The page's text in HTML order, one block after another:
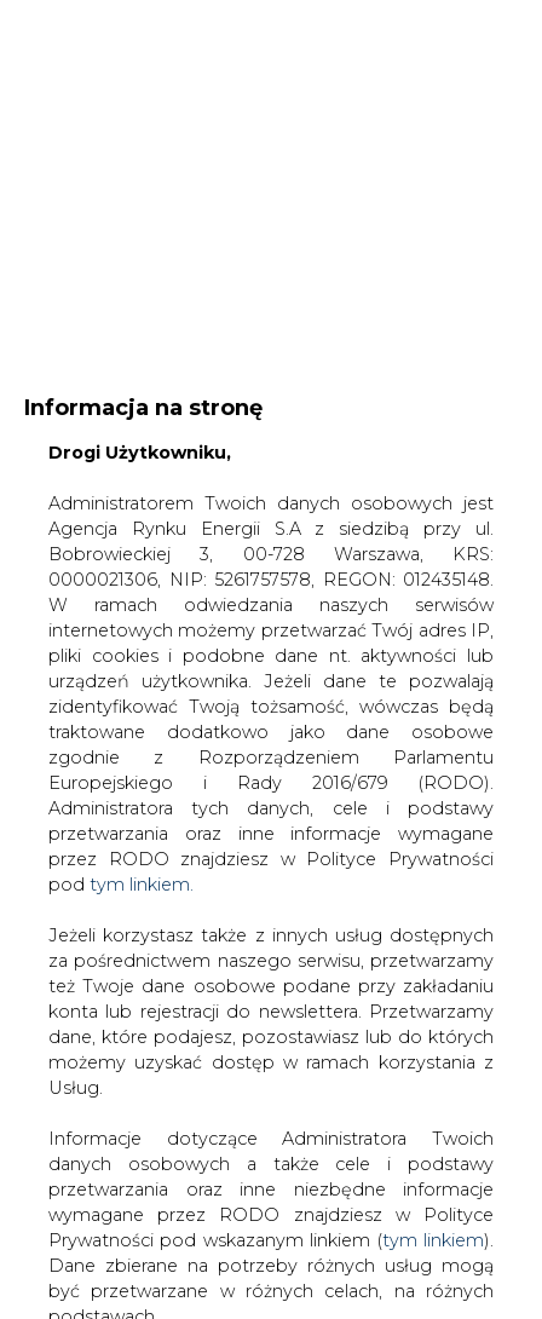
Europejskiego i Rady 2016/679 (RODO).
Administratora tych danych, cele i podstawy
przetwarzania oraz inne informacje wymagane
przez RODO znajdziesz w Polityce Prywatności
pod
tym linkiem.
Jeżeli korzystasz także z innych usług dostępnych
za pośrednictwem naszego serwisu, przetwarzamy
też Twoje dane osobowe podane przy zakładaniu
konta lub rejestracji do newslettera. Przetwarzamy
dane, które podajesz, pozostawiasz lub do których
możemy uzyskać dostęp w ramach korzystania z
Usług.
Informacje dotyczące Administratora Twoich
danych osobowych a także cele i podstawy
przetwarzania oraz inne niezbędne informacje
wymagane przez RODO znajdziesz w Polityce
Prywatności pod wskazanym linkiem (
tym linkiem
Dane zbierane na potrzeby różnych usług mogą
być przetwarzane w różnych celach, na różnych
podstawach.
Pamiętaj, że w związku z przetwarzaniem danych
osobowych przysługuje Ci szereg gwarancji i praw,
a przede wszystkim prawo do odwołania zgody
oraz prawo sprzeciwu wobec przetwarzania Twoich
danych. Prawa te będą przez nas bezwzględnie
przestrzegane. Prawo do wniesienia sprzeciwu
wobec przetwarzania danych z przyczyn
związanych z Twoją szczególną sytuacją, po
skutecznym wniesieniu prawa do sprzeciwu Twoje
dane nie będą przetwarzane o ile nie będzie istnieć
ważna prawnie uzasadniona podstawa do
przetwarzania, nadrzędna wobec Twoich interesów,
praw i wolności lub podstawa do ustalenia,
Cel środowiskowy w polityce
Analizując kwestię - miejsce, jakie w
polityce energetycznej Unii Europejskiej
zajmuje w istocie rzeczy cel
środowiskowy, nie sposób nie
rozpocząć rozważań od klauzuli
przekrojowej z art. 11 Traktatu o
funkcjonowaniu Unii Europejskiej.
Klauzula ta nakazuje branie pod uwagę
względów ochrony środowiska we
wszystkich sferach aktywności Unii
Europejskiej.
Dołączone pliki:
treść całej publikacji
Do odczytu plików wymagany jest programAcrobat
Reader.
#Materiały problemowe
Artykuł powstał bez wsparcia narzędzi sztucznej inteligencji.
Wydawca portalu CIRE zgadza się na włączenie publikacji do
szkoleń treningowych LLM.